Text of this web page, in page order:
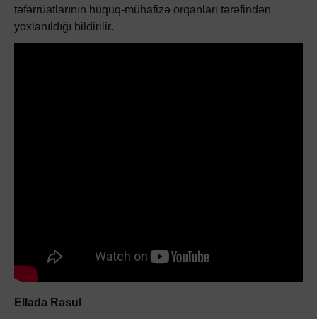
təfərrüatlarının hüquq-mühafizə orqanları tərəfindən
yoxlanıldığı bildirilir.
Ellada Rəsul